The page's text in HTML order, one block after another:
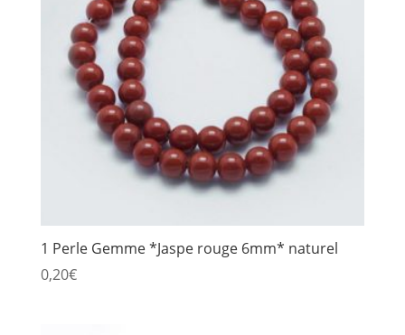
1 Perle Gemme *Jaspe rouge 6mm* naturel
0,20€